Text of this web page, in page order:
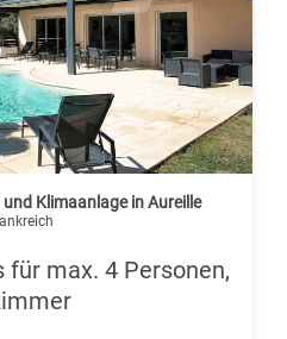
Klimaanlage in Aureille
für max. 4 Personen,